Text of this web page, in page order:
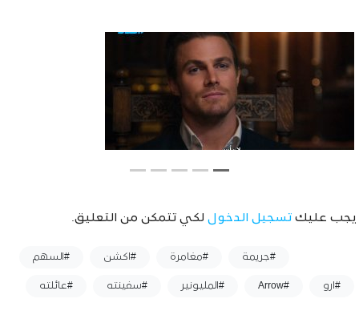
يجب عليك تسجيل الدخول لكي تتمكن من التعليق.
#جريمة #مغامرة #اكشن #السهم
#ارو #Arrow #المليونير #سفينته #عائلته